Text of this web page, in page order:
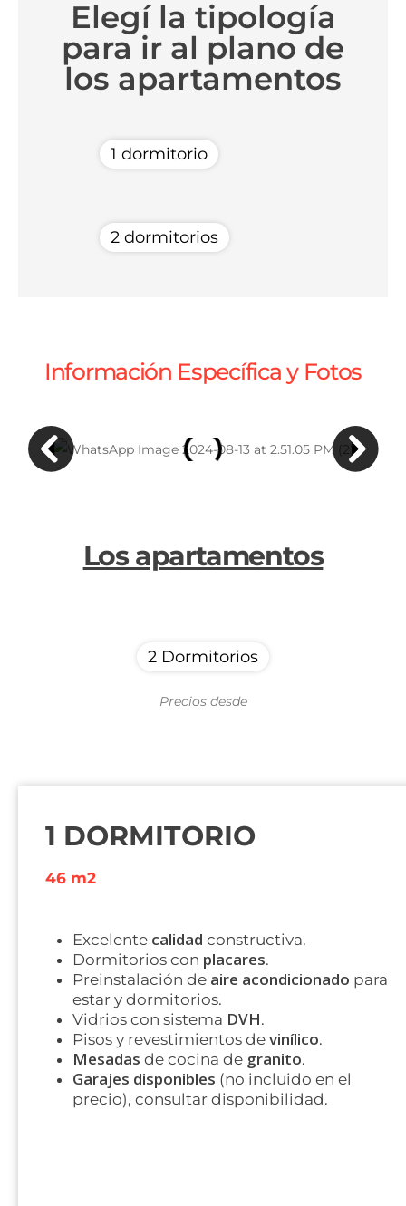
Elegí la tipología
para ir al plano de
los apartamentos
1 dormitorio
2 dormitorios
Información Específica y Fotos
Los apartamentos
2 Dormitorios
Precios desde
1 DORMITORIO
46 m2
Excelente calidad constructiva.
Dormitorios con placares.
Preinstalación de aire acondicionado para
estar y dormitorios.
Vidrios con sistema DVH.
Pisos y revestimientos de vinílico.
Mesadas de cocina de granito.
Garajes disponibles (no incluido en el
precio), consultar disponibilidad.